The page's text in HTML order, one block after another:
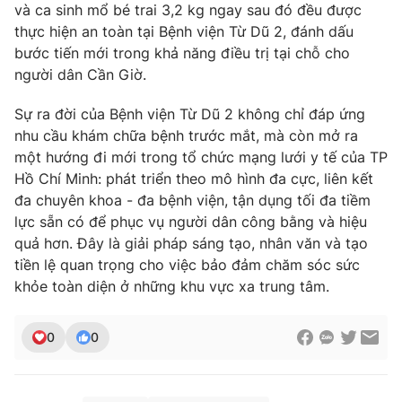
THỜI BÁO VTV
Theo dõi báo trên
Cơ quan chủ quản:Đài Truyền hình Việt Nam
Cơ quan báo chí:Thời báo VTV
Giấy phép hoạt động báo in và báo điện tử số 483/GP-BTTTT
cấp ngày 29/12/2023
Phó Tổng Biên tập:
Nguyễn Thị Mỹ Hạnh, Phạm Quốc Thắng,
và ca sinh mổ bé trai 3,2 kg ngay sau đó đều được
thực hiện an toàn tại Bệnh viện Từ Dũ 2, đánh dấu
bước tiến mới trong khả năng điều trị tại chỗ cho
người dân Cần Giờ.
Sự ra đời của Bệnh viện Từ Dũ 2 không chỉ đáp ứng
nhu cầu khám chữa bệnh trước mắt, mà còn mở ra
một hướng đi mới trong tổ chức mạng lưới y tế của TP
Hồ Chí Minh: phát triển theo mô hình đa cực, liên kết
đa chuyên khoa - đa bệnh viện, tận dụng tối đa tiềm
lực sẵn có để phục vụ người dân công bằng và hiệu
quả hơn. Đây là giải pháp sáng tạo, nhân văn và tạo
tiền lệ quan trọng cho việc bảo đảm chăm sóc sức
khỏe toàn diện ở những khu vực xa trung tâm.
0 0